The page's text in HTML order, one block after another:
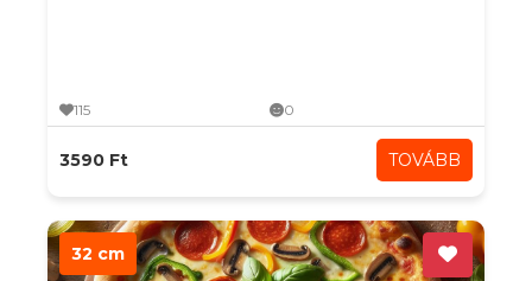
115 0
3590 Ft TOVÁBB
32 cm